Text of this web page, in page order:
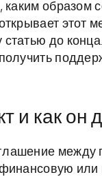
образом
этот
до
и как он
между